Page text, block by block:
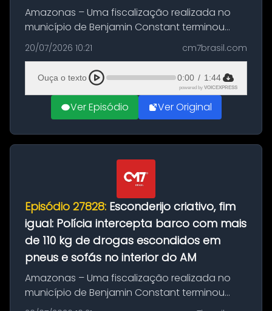
Amazonas – Uma fiscalização realizada no
município de Benjamin Constant terminou
com a apreensão de aproximadamente 115
quilos de entorpecentes em uma
embarcação atracada no porto da cidade. O
materia...
20/07/2026 10:21 cm7brasil.com
Ouça o texto 0:00 / 1:44
powered by VOICEXPRESS
Ver Episódio Ver Original
Episódio 27828: Esconderijo criativo, fim
igual: Polícia intercepta barco com mais
de 110 kg de drogas escondidos em
pneus e sofás no interior do AM
Amazonas – Uma fiscalização realizada no
município de Benjamin Constant terminou
com a apreensão de aproximadamente 115